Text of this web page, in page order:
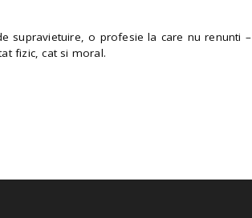
supravietuire, o profesie la care nu renunti –
fizic, cat si moral.